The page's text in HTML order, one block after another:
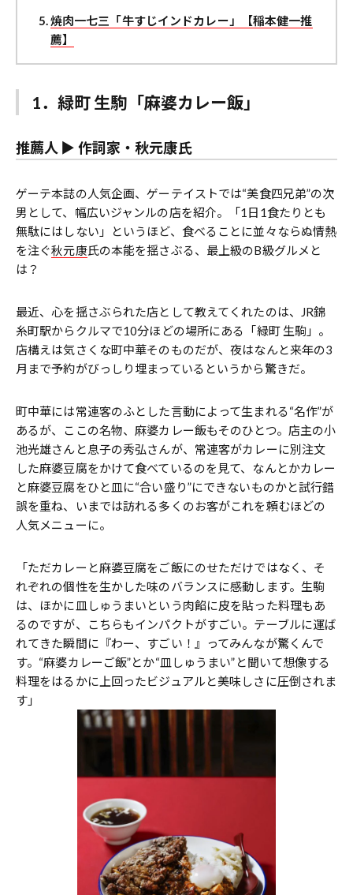
焼肉一七三「牛すじインドカレー」【稲本健一推
薦】
1．緑町 生駒「麻婆カレー飯」
推薦人 ▶︎ 作詞家・秋元康氏
ゲーテ本誌の人気企画、ゲーテイストでは“美食四兄弟”の次
男として、幅広いジャンルの店を紹介。「1日1食たりとも
無駄にはしない」というほど、食べることに並々ならぬ情熱
を注ぐ秋元康氏の本能を揺さぶる、最上級のB級グルメと
は？
最近、心を揺さぶられた店として教えてくれたのは、JR錦
糸町駅からクルマで10分ほどの場所にある「緑町 生駒」。
店構えは気さくな町中華そのものだが、夜はなんと来年の3
月まで予約がびっしり埋まっているというから驚きだ。
町中華には常連客のふとした言動によって生まれる“名作”が
あるが、ここの名物、麻婆カレー飯もそのひとつ。店主の小
池光雄さんと息子の秀弘さんが、常連客がカレーに別注文
した麻婆豆腐をかけて食べているのを見て、なんとかカレー
と麻婆豆腐をひと皿に“合い盛り”にできないものかと試行錯
誤を重ね、いまでは訪れる多くのお客がこれを頼むほどの
人気メニューに。
「ただカレーと麻婆豆腐をご飯にのせただけではなく、そ
れぞれの個性を生かした味のバランスに感動します。生駒
は、ほかに皿しゅうまいという肉餡に皮を貼った料理もあ
るのですが、こちらもインパクトがすごい。テーブルに運ば
れてきた瞬間に『わー、すごい！』ってみんなが驚くんで
す。“麻婆カレーご飯”とか“皿しゅうまい”と聞いて想像する
料理をはるかに上回ったビジュアルと美味しさに圧倒されま
す」